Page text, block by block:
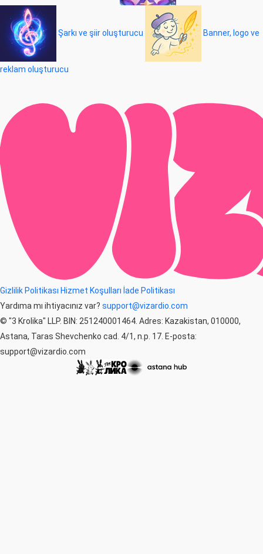
Şarkı ve şiir oluşturucu Banner, logo ve
reklam oluşturucu
Gizlilik Politikası Hizmet Koşulları İade Politikası
Yardıma mı ihtiyacınız var? support@vizardio.com
© "3 Krolika" LLP. BIN: 251240001464. Adres: Kazakistan, 010000,
Astana, Taras Shevchenko cad. 4/1, n.p. 17. E-posta:
support@vizardio.com